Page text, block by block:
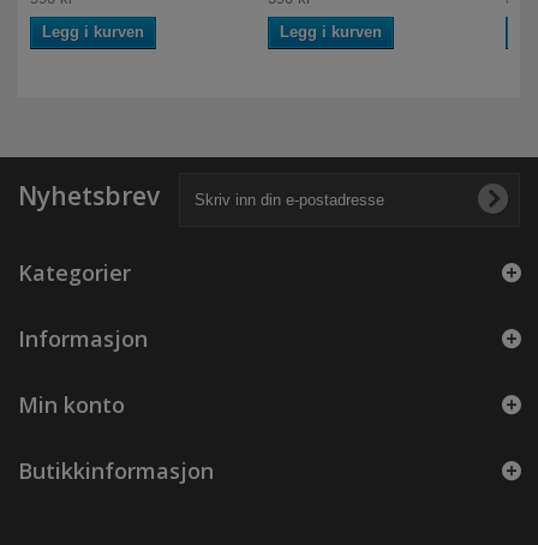
Legg i kurven
Legg i kurven
Nyhetsbrev
Kategorier
Informasjon
Min konto
Butikkinformasjon